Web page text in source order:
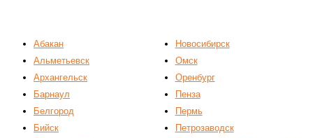
Абакан
Альметьевск
Архангельск
Барнаул
Белгород
Бийск
Новосибирск
Омск
Оренбург
Пенза
Пермь
Петрозаводск